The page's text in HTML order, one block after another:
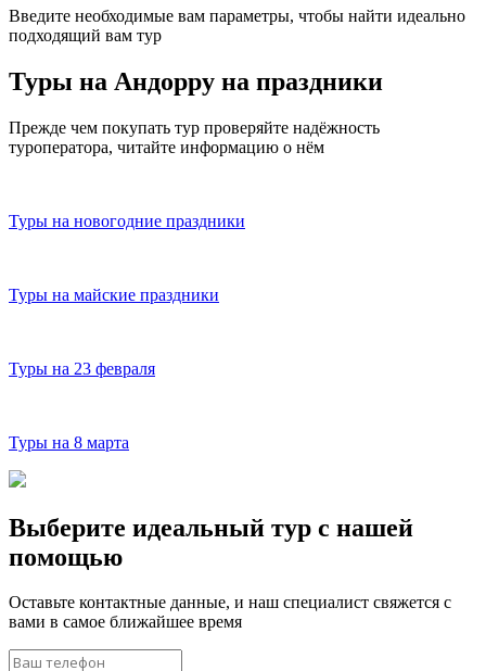
Введите необходимые вам параметры, чтобы найти идеально
подходящий вам тур
Туры на Андорру на праздники
Прежде чем покупать тур проверяйте надёжность
туроператора, читайте информацию о нём
Туры на новогодние праздники
Туры на майские праздники
Туры на 23 февраля
Туры на 8 марта
Выберите идеальный тур с нашей
помощью
Оставьте контактные данные, и наш специалист свяжется с
вами в самое ближайшее время